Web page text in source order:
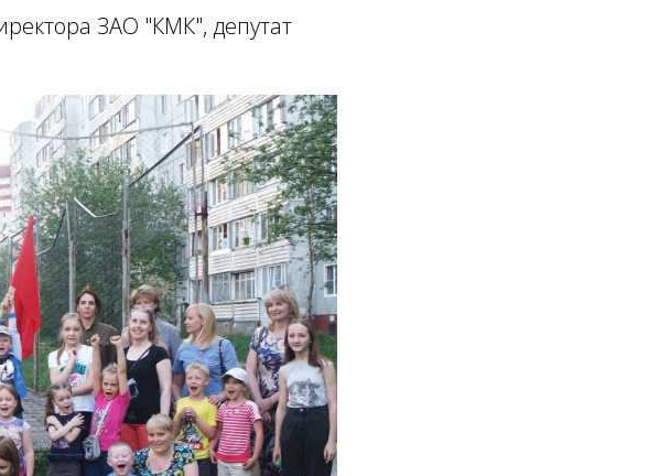
ЗАО "КМК", депутат